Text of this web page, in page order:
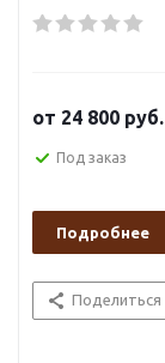
от 24 800 руб.
Под заказ
Подробнее
Поделиться